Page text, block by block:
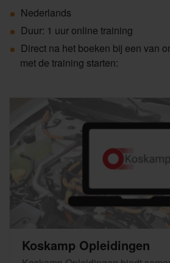
Nederlands
Duur: 1 uur online training
Direct na het boeken bij een van
met de training starten:
Koskamp Opleidingen